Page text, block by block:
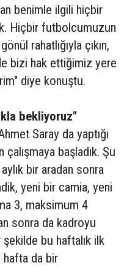
benimle ilgili hiçbir
Hiçbir futbolcumuzun
rahatlığıyla çıkın,
bizi hak ettiğimiz yere
diye konuştu.
bekliyoruz"
Saray da yaptığı
çalışmaya başladık. Şu
bir aradan sonra
yeni bir camia, yeni
3, maksimum 4
sonra da kadroyu
şekilde bu haftalık ilk
hafta da bir